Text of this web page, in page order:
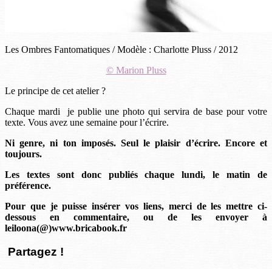
Les Ombres Fantomatiques / Modèle : Charlotte Pluss / 2012
© Marion Pluss
Le principe de cet atelier ?
Chaque mardi je publie une photo qui servira de base pour votre
texte. Vous avez une semaine pour l’écrire.
Ni genre, ni ton imposés. Seul le plaisir d’écrire. Encore et
toujours.
Les textes sont donc publiés chaque lundi, le matin de
préférence.
Pour que je puisse insérer vos liens, merci de les mettre ci-
dessous en commentaire, ou de les envoyer à
leiloona(@)www.bricabook.fr
Partagez !